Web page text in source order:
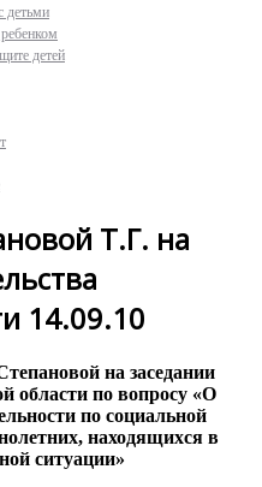
детьми
детей
Т.Г. на
14.09.10
на заседании
области по вопросу «О
по социальной
находящихся в
ситуации»